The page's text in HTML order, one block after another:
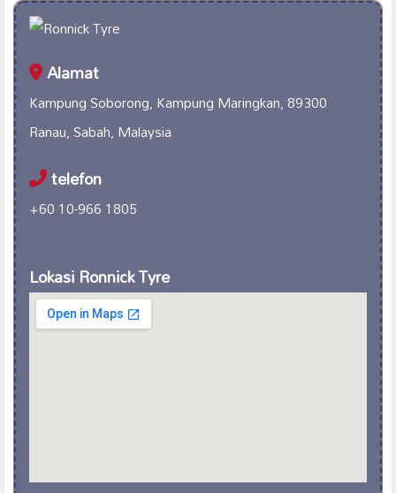
Alamat
Kampung Soborong, Kampung Maringkan, 89300
Ranau, Sabah, Malaysia
telefon
+60 10-966 1805
Lokasi Ronnick Tyre